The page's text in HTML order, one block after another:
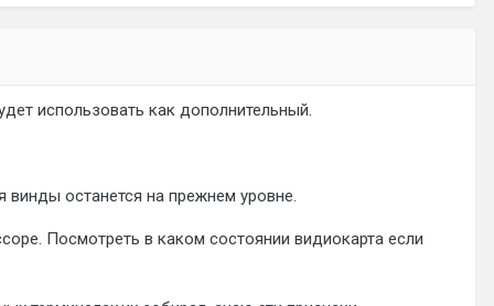
использовать как дополнительный.
винды останется на прежнем уровне.
Посмотреть в каком состоянии видиокарта если